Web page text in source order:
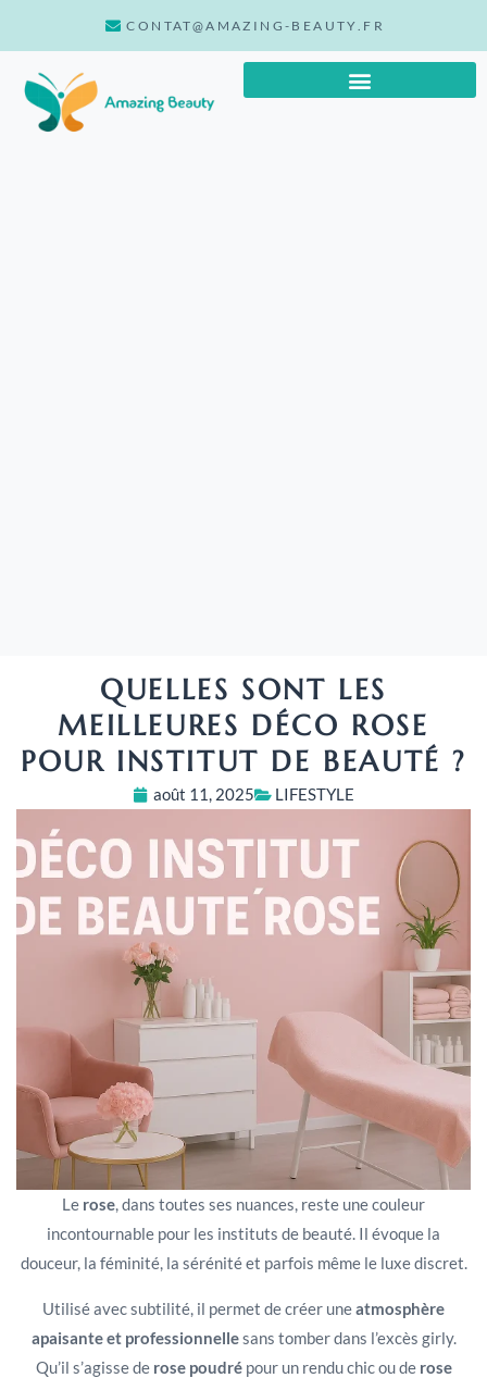
CONTAT@AMAZING-BEAUTY.FR
QUELLES SONT LES
MEILLEURES DÉCO ROSE
POUR INSTITUT DE BEAUTÉ ?
août 11, 2025 LIFESTYLE
Le rose, dans toutes ses nuances, reste une couleur
incontournable pour les instituts de beauté. Il évoque la
douceur, la féminité, la sérénité et parfois même le luxe discret.
Utilisé avec subtilité, il permet de créer uneatmosphère
apaisante et professionnellesans tomber dans l’excès girly.
Qu’il s’agisse de rose poudrépour un rendu chic ou de rose